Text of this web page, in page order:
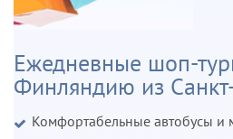
Ежедневные шоп-
Финляндию из
Комфортабельные автобусы и